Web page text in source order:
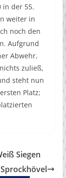
in der 55.
weiter in
noch den
Aufgrund
Abwehr,
zuließ,
steht nun
Platz;
Siegen